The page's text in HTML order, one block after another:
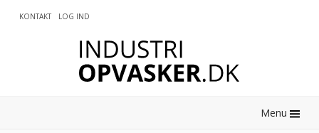
KONTAKT LOG IND
Menu